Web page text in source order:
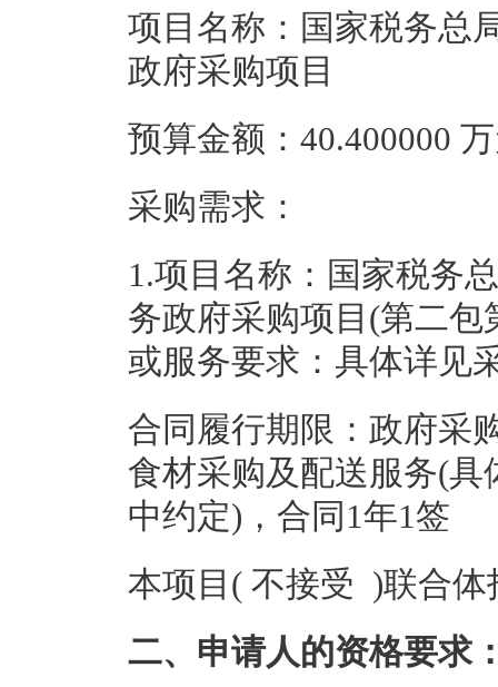
项目名称：国家税务总
政府采购项目
预算金额：40.400000
采购需求：
1.项目名称： 国家税务
务政府采购项目(第二包
或服务要求：具体详见
合同履行期限：政府采
食材采购及配送服务(
中约定)，合同1年1签
本项目( 不接受 )联合体
二、申请人的资格要求